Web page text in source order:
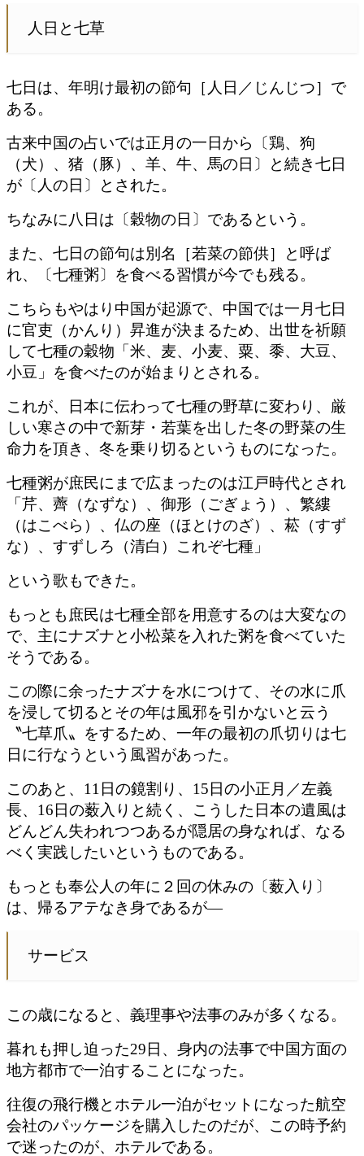
人日と七草
七日は、年明け最初の節句［人日／じんじつ］で
ある。
古来中国の占いでは正月の一日から〔鶏、狗
（犬）、猪（豚）、羊、牛、馬の日〕と続き七日
が〔人の日〕とされた。
ちなみに八日は〔穀物の日〕であるという。
また、七日の節句は別名［若菜の節供］と呼ば
れ、〔七種粥〕を食べる習慣が今でも残る。
こちらもやはり中国が起源で、中国では一月七日
に官吏（かんり）昇進が決まるため、出世を祈願
して七種の穀物「米、麦、小麦、粟、黍、大豆、
小豆」を食べたのが始まりとされる。
これが、日本に伝わって七種の野草に変わり、厳
しい寒さの中で新芽・若葉を出した冬の野菜の生
命力を頂き、冬を乗り切るというものになった。
七種粥が庶民にまで広まったのは江戸時代とされ
「芹、薺（なずな）、御形（ごぎょう）、繁縷
（はこべら）、仏の座（ほとけのざ）、菘（すず
な）、すずしろ（清白）これぞ七種」
という歌もできた。
もっとも庶民は七種全部を用意するのは大変なの
で、主にナズナと小松菜を入れた粥を食べていた
そうである。
この際に余ったナズナを水につけて、その水に爪
を浸して切るとその年は風邪を引かないと云う
〝七草爪〟をするため、一年の最初の爪切りは七
日に行なうという風習があった。
このあと、11日の鏡割り、15日の小正月／左義
長、16日の薮入りと続く、こうした日本の遺風は
どんどん失われつつあるが隠居の身なれば、なる
べく実践したいというものである。
もっとも奉公人の年に２回の休みの〔薮入り〕
は、帰るアテなき身であるが—
サービス
この歳になると、義理事や法事のみが多くなる。
暮れも押し迫った29日、身内の法事で中国方面の
地方都市で一泊することになった。
往復の飛行機とホテル一泊がセットになった航空
会社のパッケージを購入したのだが、この時予約
で迷ったのが、ホテルである。